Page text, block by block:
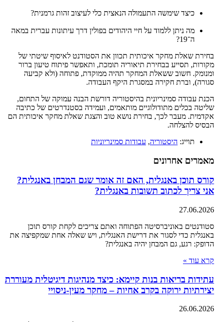
כיצד שימשה התעמולה הנאצית כלי לעיצוב זהות גרמנית?
מה ניתן ללמוד על חיי היהודים בפולין דרך עיתונות עברית במאה
ה־19?
בחירת שאלת מחקר איכותית תכוון את הסטודנט לאיסוף שיטתי של
מקורות, תסייע בבחירת תיאוריה תומכת, ותאפשר פיתוח טיעון ברור
ומנומק. חשוב ששאלת המחקר תהיה ממוקדת, פתוחה (ולא קביעה
סגורה), וברת חקירה במסגרת היקף העבודה.
הכנת עבודה סמינריונית בהיסטוריה דורשת הבנה עמוקה של התחום,
שליטה בכלים מתודולוגיים מותאמים, ועמידה בסטנדרטים של כתיבה
אקדמית. מעבר לכך, בחירת נושא טוב והצגת שאלת מחקר איכותית הם
הבסיס להצלחה.
תוייג: היסטוריה, עבודות סמינריוניות
מאמרים אחרונים
קורס תוכן באנגלית, האם זה אומר שגם המבחן באנגלית?
אני צריך לכתוב תשובות באנגלית?
27.06.2026
סטודנטים באוניברסיטה הפתוחה ואתם צריכים לקחת קורס תוכן
באנגלית כדי לסגור את דרישת האנגלית, ויש שאלה אחת שמקפיצה את
הדופק: רגע, גם המבחן יהיה באנגלית?
קרא עוד »
עתידות בריאות בנות קיימא: כיצד מנהיגות דיגיטלית מעוררת
יצירתיות ירוקה בקרב אחיות – מחקר מעין-ניסויי
26.06.2026